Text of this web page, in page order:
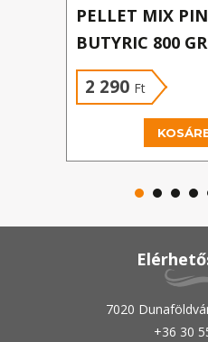
PELLET MIX
BUTYRIC 800 GR
2 290 Ft
7020
+36 30